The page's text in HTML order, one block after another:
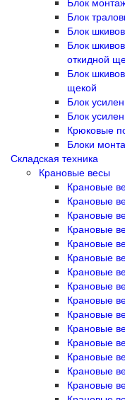
Блок
Блок
Блок
откидной
Блок
щекой
Блок
Блок
Крюковые
Блоки
Складская техника
Крановые весы
Крановые
Крановые
Крановые
Крановые
Крановые
Крановые
Крановые
Крановые
Крановые
Крановые
Крановые
Крановые
Крановые
Крановые
Крановые